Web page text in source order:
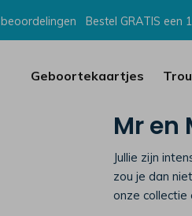
beoordelingen Bestel GRATIS een
Geboortekaartjes
Mr en
Jullie zijn
zou je dan
onze collectie